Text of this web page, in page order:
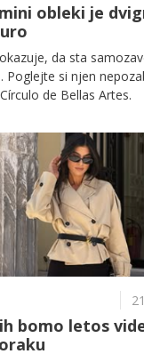
obleki je
da sta
Poglejte si njen
de Bellas Artes.
bomo letos